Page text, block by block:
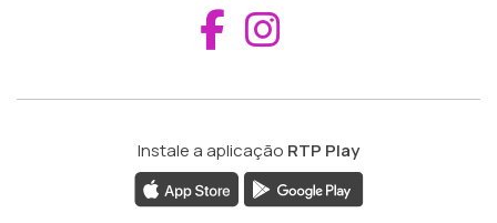
Aceder ao
Instale a aplicação RTP Play